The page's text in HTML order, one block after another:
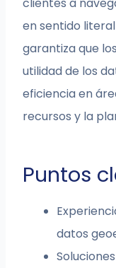
clientes a
en sentido
garantiza que
utilidad de los
eficiencia en
recursos y la
Puntos
datos